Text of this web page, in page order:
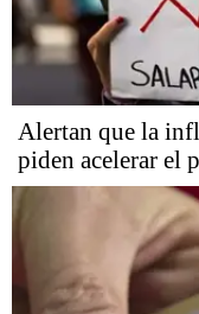
Alertan que la
piden acelerar el